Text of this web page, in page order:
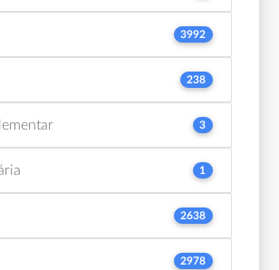
3992
238
3
1
2638
2978